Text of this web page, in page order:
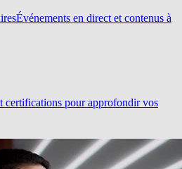
Événements en direct et contenus à
certifications pour approfondir vos